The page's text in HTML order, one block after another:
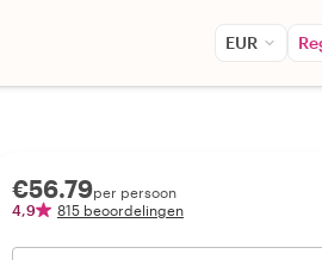
EUR
€56.79per persoon
4,9
815 beoordelingen